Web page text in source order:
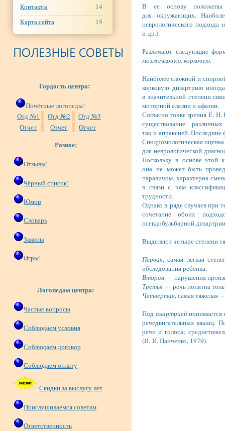
Контакты
14
Карта сайта
15
Гордость центра:
Почётные логопеды!
Отд №1
Отд №2
Отд №3
Отчет
Отчет Отчет
Разное:
Отзывы!
Чёрный список!
Юмор
Словарь
Законы
Игры!
Логопедам центра:
Частые вопросы
Соблюдаем условия
Соблюдаем договор
Соблюдаем оплату
Скидки за выслугу лет
Прислушиваемся советам
Ответственность
В ее основу положены
для окружающих.
неврологического
и др.).
Различают следующие
мозжечковую, корковую.
Наиболее сложной и
корковую дизартрию
в значительной степени
моторной алалии и афазии.
Согласно точке зрения Е. Н.
существование
так и апраксией. Последние
Синдромологическая
для неврологической
Поскольку в основе этой
она не может быть
параличом, характерна
в связи с чем
трудности.
Однако в ряде случаев при
сочетание обоих
псевдобульбарной
Выделяют четыре степени
Первая, самая легкая
обследования ребенка.
Вторая — нарушения
Третья — речь понятна
Четвертая, самая тяжелая
Под анартриейпонимается
речедвигательных мышц.
речи и голоса;
(И. И. Панченко, 1979).